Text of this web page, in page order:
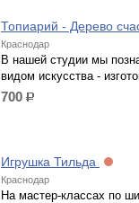
Топиарий - Дерево
Краснодар
В нашей студии мы
видом искусства -
700 р.
Игрушка Тильда
Краснодар
На мастер-классах по